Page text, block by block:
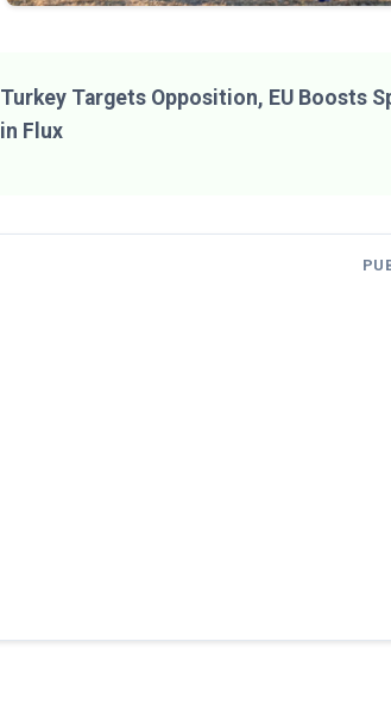
Turkey Targets Opposition, EU Boosts
in Flux